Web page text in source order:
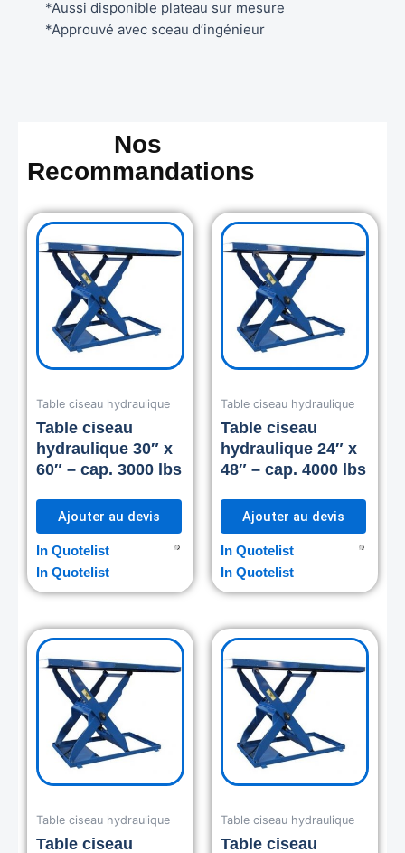
*Aussi disponible plateau sur mesure
*Approuvé avec sceau d’ingénieur
Nos
Recommandations
Table ciseau hydraulique
Table ciseau
hydraulique 30″ x
60″ – cap. 3000 lbs
Ajouter au devis
In Quotelist
In Quotelist
Table ciseau hydraulique
Table ciseau
hydraulique 24″ x
48″ – cap. 4000 lbs
Ajouter au devis
In Quotelist
In Quotelist
Table ciseau hydraulique
Table ciseau
Table ciseau hydraulique
Table ciseau